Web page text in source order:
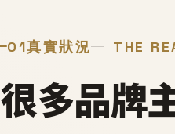
01真實狀況 THE
很多品牌